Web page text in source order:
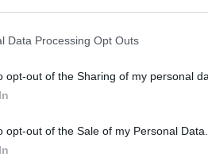
Data Processing Opt Outs
opt-out of the Sharing of my personal
opt-out of the Sale of my Personal Data.
Αδειάζουν τα νησιά – Το